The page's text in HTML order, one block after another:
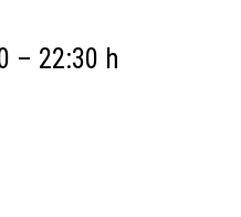
– 22:30 h